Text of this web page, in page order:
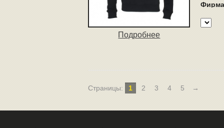
Подробнее
Страницы: 1 2 3 4 5 →